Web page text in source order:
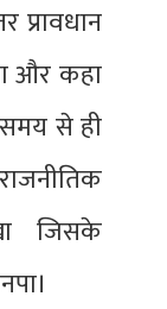
और कहा
से ही
जिसके